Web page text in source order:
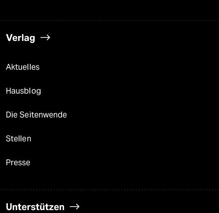
Verlag
Aktuelles
Hausblog
Die Seitenwende
Stellen
Presse
Unterstützen